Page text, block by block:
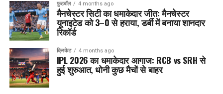
फुटबॉल 4 months ago
मैनचेस्टर सिटी का धमाकेदार जीत: मैनचेस्टर
यूनाइटेड को 3–0 से हराया, डर्बी में बनाया शानदार
रिकॉर्ड
क्रिकेट 4 months ago
IPL 2026 का धमाकेदार आगाज: RCB vs SRH से
हुई शुरुआत, धोनी कुछ मैचों से बाहर